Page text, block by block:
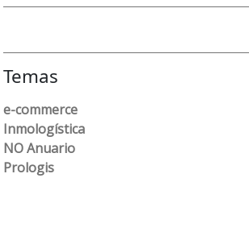
Temas
e-commerce
Inmologística
NO Anuario
Prologis